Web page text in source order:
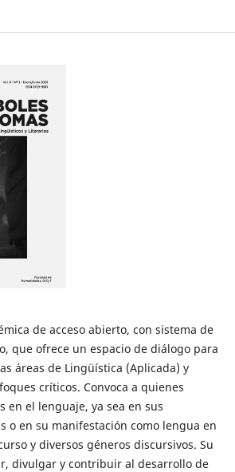
de acceso abierto, con sistema de
que ofrece un espacio de diálogo para
áreas de Lingüística (Aplicada) y
críticos. Convoca a quienes
en el lenguaje, ya sea en sus
o en su manifestación como lengua en
y diversos géneros discursivos. Su
divulgar y contribuir al desarrollo de